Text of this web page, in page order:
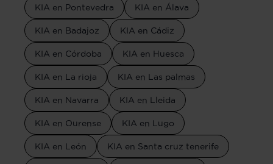
KIA en Pontevedra KIA en Álava
KIA en Badajoz KIA en Cádiz
KIA en Córdoba KIA en Huesca
KIA en La rioja KIA en Las palmas
KIA en Navarra KIA en Lleida
KIA en Ourense KIA en Lugo
KIA en León KIA en Santa cruz tenerife